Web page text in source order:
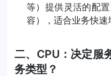
等）提供灵活的配
容），适合业务快速
二、CPU：决定服
务类型？